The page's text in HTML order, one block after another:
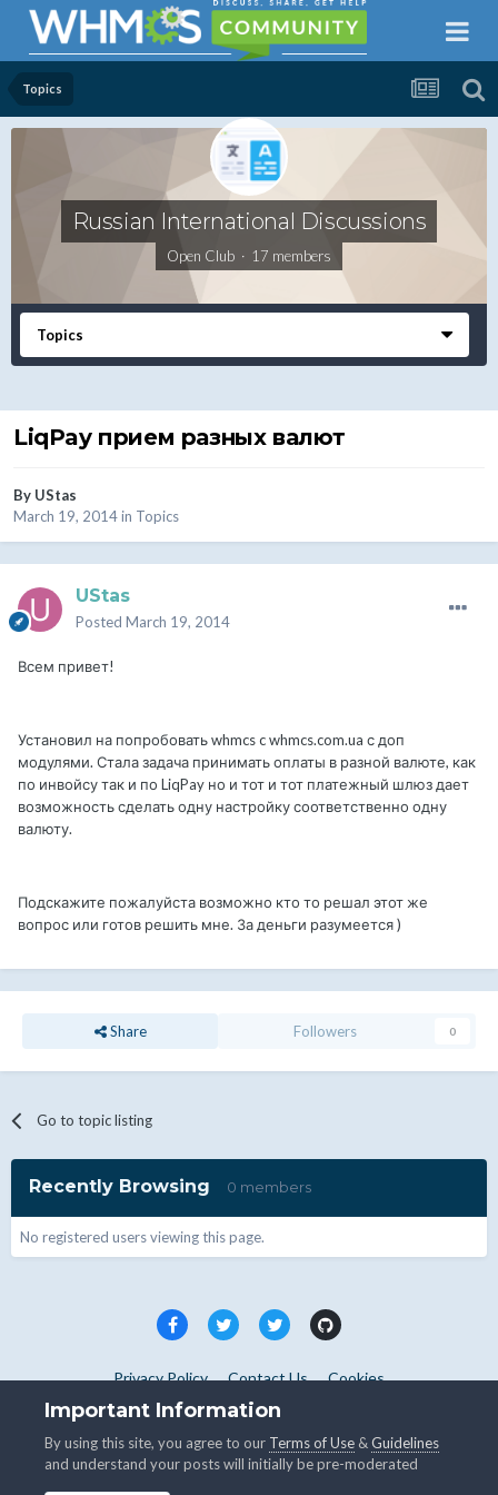
Topics
Russian International Discussions
Open Club · 17 members
Topics
LiqPay прием разных валют
By UStas
March 19, 2014in Topics
UStas
Posted March 19, 2014
Всем привет!
Установил на попробовать whmcs c whmcs.com.ua с доп
модулями. Стала задача принимать оплаты в разной валюте, как
по инвойсу так и по LiqPay но и тот и тот платежный шлюз дает
возможность сделать одну настройку соответственно одну
валюту.
Подскажите пожалуйста возможно кто то решал этот же
вопрос или готов решить мне. За деньги разумеется )
Share Followers 0
Go to topic listing
Recently Browsing 0 members
No registered users viewing this page.
Privacy Policy Contact Us Cookies
Copyright © WHMCS 2025. All rights reserved.
Important Information
By using this site, you agree to our Terms of Use &Guidelines
and understand your posts will initially be pre-moderated